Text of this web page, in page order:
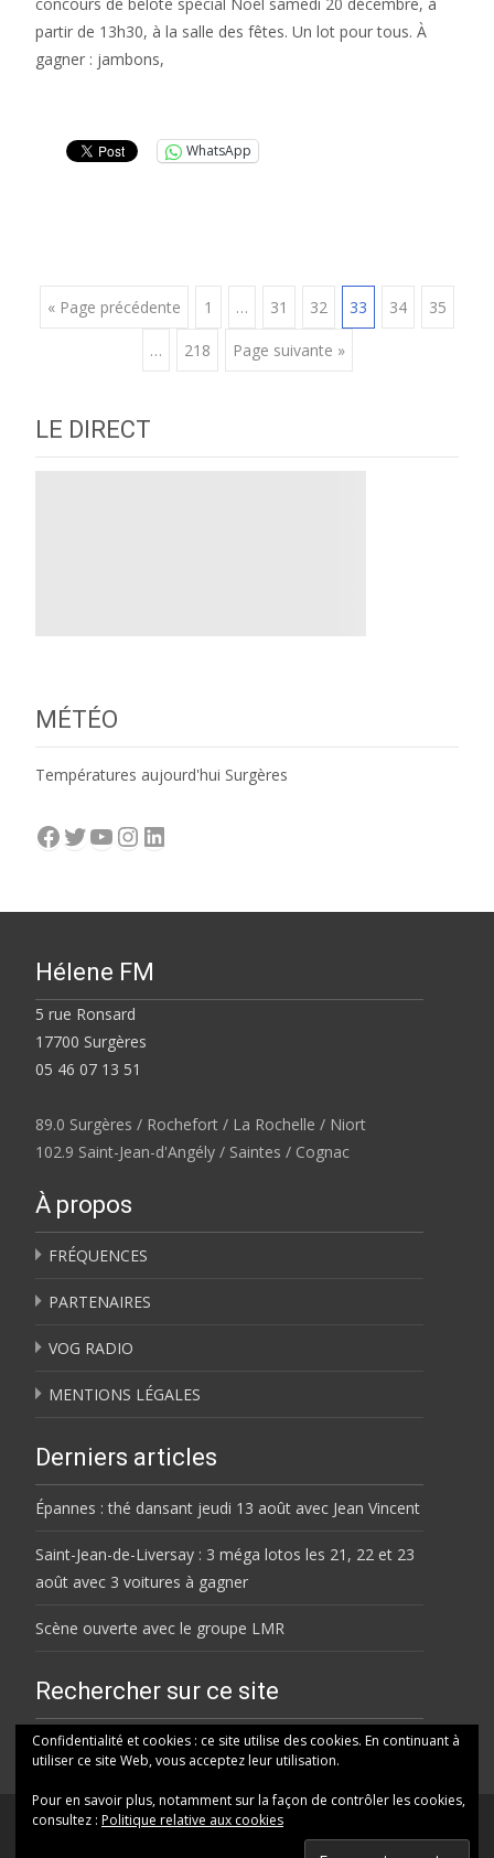
partir de 13h30, à la salle des fêtes. Un lot pour tous. À
gagner : jambons,
WhatsApp
Posts
navigation
« Page précédente 1 … 31 32 33 34 35
… 218 Page suivante »
LE DIRECT
MÉTÉO
Températures aujourd'hui Surgères
Facebook
Twitter
YouTube
Instagram
LinkedIn
Hélene FM
5 rue Ronsard
17700 Surgères
05 46 07 13 51
89.0 Surgères / Rochefort / La Rochelle / Niort
102.9 Saint-Jean-d'Angély / Saintes / Cognac
À propos
FRÉQUENCES
PARTENAIRES
VOG RADIO
MENTIONS LÉGALES
Derniers articles
Épannes : thé dansant jeudi 13 août avec Jean Vincent
Saint-Jean-de-Liversay : 3 méga lotos les 21, 22 et 23
août avec 3 voitures à gagner
Scène ouverte avec le groupe LMR
Rechercher sur ce site
Rechercher
Confidentialité et cookies : ce site utilise des cookies. En continuant à
utiliser ce site Web, vous acceptez leur utilisation.
Pour en savoir plus, notamment sur la façon de contrôler les cookies,
consultez : Politique relative aux cookies